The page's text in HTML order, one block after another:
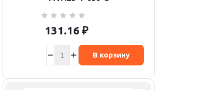
131.16 ₽
В корзину